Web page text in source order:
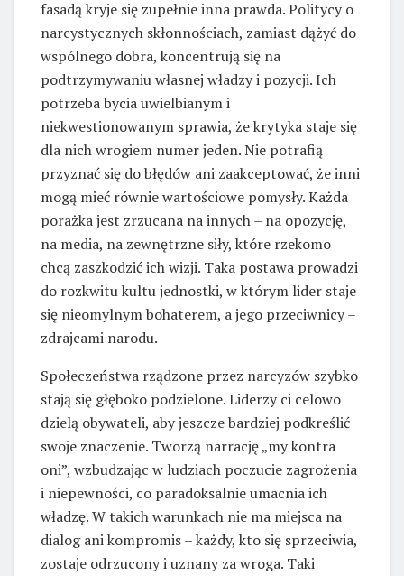
fasadą kryje się zupełnie inna prawda. Politycy o
narcystycznych skłonnościach, zamiast dążyć do
wspólnego dobra, koncentrują się na
podtrzymywaniu własnej władzy i pozycji. Ich
potrzeba bycia uwielbianym i
niekwestionowanym sprawia, że krytyka staje się
dla nich wrogiem numer jeden. Nie potrafią
przyznać się do błędów ani zaakceptować, że inni
mogą mieć równie wartościowe pomysły. Każda
porażka jest zrzucana na innych – na opozycję,
na media, na zewnętrzne siły, które rzekomo
chcą zaszkodzić ich wizji. Taka postawa prowadzi
do rozkwitu kultu jednostki, w którym lider staje
się nieomylnym bohaterem, a jego przeciwnicy –
zdrajcami narodu.
Społeczeństwa rządzone przez narcyzów szybko
stają się głęboko podzielone. Liderzy ci celowo
dzielą obywateli, aby jeszcze bardziej podkreślić
swoje znaczenie. Tworzą narrację „my kontra
oni”, wzbudzając w ludziach poczucie zagrożenia
i niepewności, co paradoksalnie umacnia ich
władzę. W takich warunkach nie ma miejsca na
dialog ani kompromis – każdy, kto się sprzeciwia,
zostaje odrzucony i uznany za wroga. Taki